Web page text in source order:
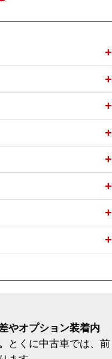
+
+
+
+
+
+
+
+
やオプション装着内
とくに中古車では、前